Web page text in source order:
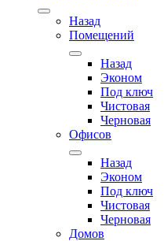
Назад
Помещений
Назад
Эконом
Под ключ
Чистовая
Черновая
Офисов
Назад
Эконом
Под ключ
Чистовая
Черновая
Домов